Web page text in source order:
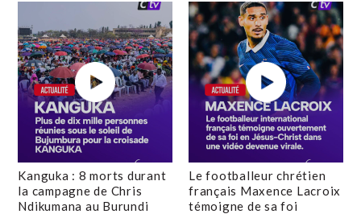
Kanguka : 8 morts durant
la campagne de Chris
Ndikumana au Burundi
Le footballeur chrétien
français Maxence Lacroix
témoigne de sa foi